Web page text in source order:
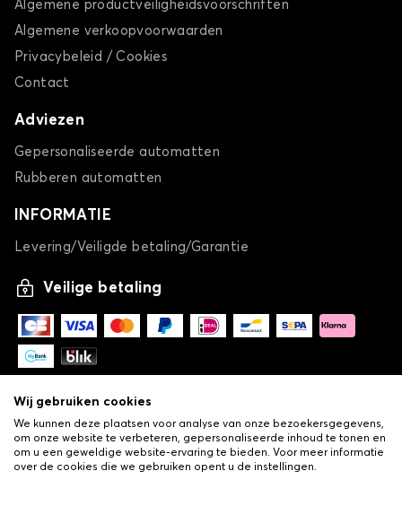
Algemene productveiligheidsvoorschriften
Algemene verkoopvoorwaarden
Privacybeleid / Cookies
Contact
Adviezen
Gepersonaliseerde automatten
Rubberen automatten
INFORMATIE
Levering/Veiligde betaling/Garantie
Veilige betaling
Wij gebruiken cookies
We kunnen deze plaatsen voor analyse van onze bezoekersgegevens,
om onze website te verbeteren, gepersonaliseerde inhoud te tonen en
om u een geweldige website-ervaring te bieden. Voor meer informatie
over de cookies die we gebruiken opent u de instellingen.